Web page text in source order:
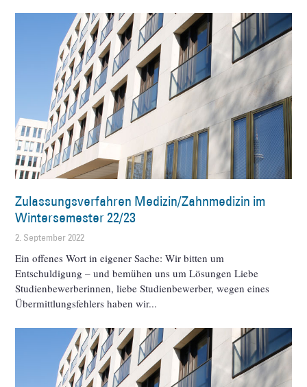
Zulassungsverfahren Medizin/Zahnmedizin im
Wintersemester 22/23
2. September 2022
Ein offenes Wort in eigener Sache: Wir bitten um
Entschuldigung – und bemühen uns um Lösungen Liebe
Studienbewerberinnen, liebe Studienbewerber, wegen eines
Übermittlungsfehlers haben wir